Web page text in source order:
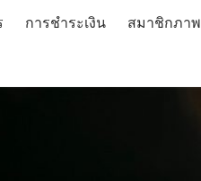
การชำระเงิน สมาชิกภาพ